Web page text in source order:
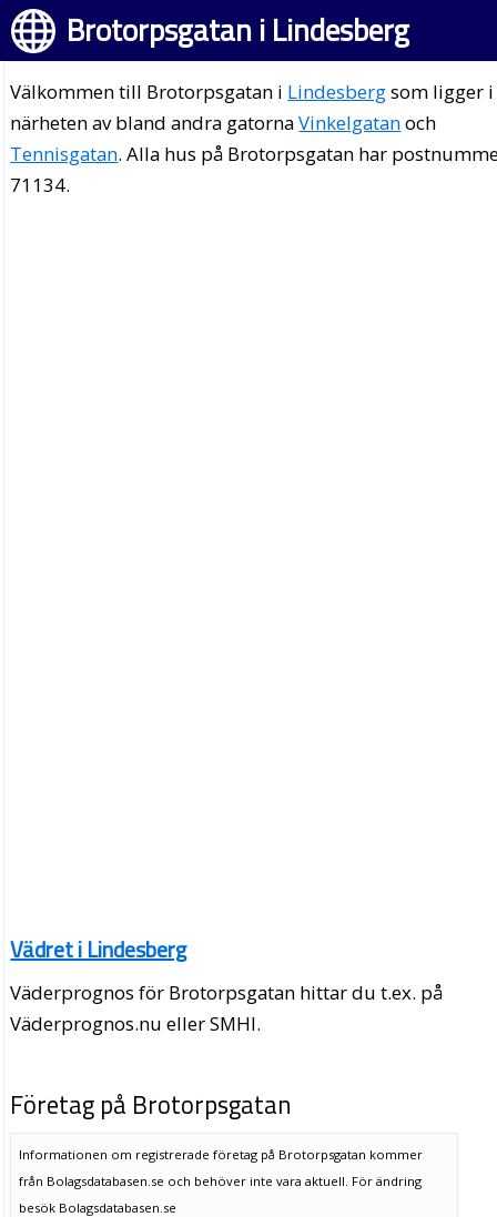
Brotorpsgatan i Lindesberg
Välkommen till Brotorpsgatan i Lindesbergsom ligger i
närheten av bland andra gatornaVinkelgatanoch
Tennisgatan. Alla hus på Brotorpsgatan har
71134.
Vädret i Lindesberg
Väderprognos för Brotorpsgatan hittar du t.ex. på
Väderprognos.nu eller SMHI.
Företag på Brotorpsgatan
Informationen om registrerade företag på Brotorpsgatan kommer
från Bolagsdatabasen.se och behöver inte vara aktuell. För ändring
besök Bolagsdatabasen.se